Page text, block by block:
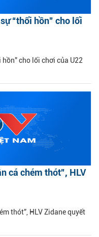
“thổi hồn” cho lối
hồn” cho lối chơi của U22
cá chém thót”, HLV
thót”, HLV Zidane quyết